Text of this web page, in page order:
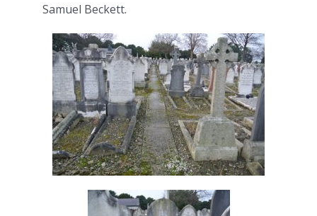
Samuel Beckett.